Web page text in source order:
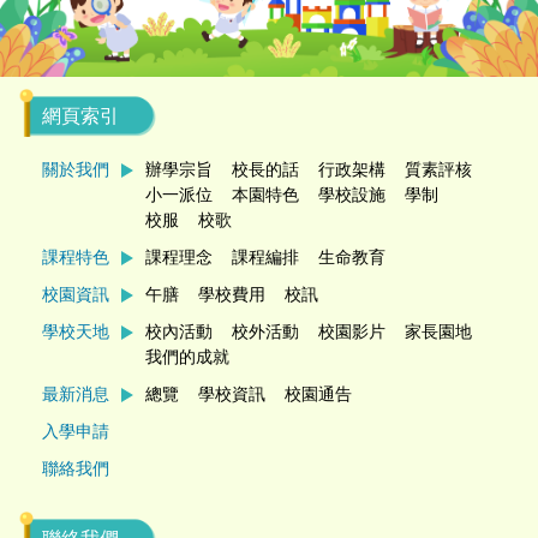
網頁索引
關於我們 辦學宗旨 校長的話 行政架構
質素評核
小一派位
本園特色 學校設施
學制
校服
校歌
課程特色
課程理念 課程編排
生命教育
校園資訊
午膳 學校費用
校訊
學校天地
校內活動 校外活動 校園影片
家長園地
我們的成就
最新消息
總覽 學校資訊
校園通告
入學申請
聯絡我們